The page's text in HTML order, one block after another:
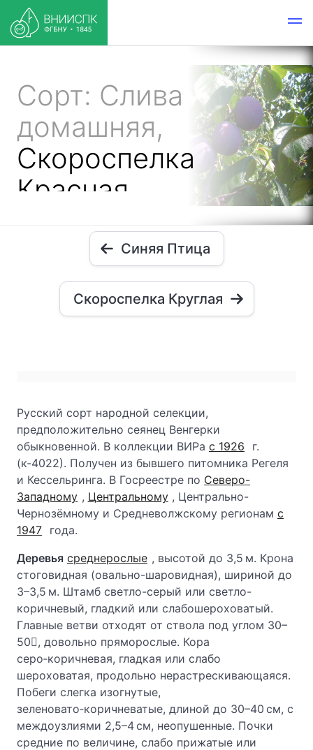
Сорт: Слива
домашняя,
Скороспелка
Красная
Синяя Птица
Скороспелка Круглая
Русский сорт народной селекции,
предположительно сеянец Венгерки
обыкновенной. В коллекции ВИРа с 1926
г.
(к-4022). Получен из бывшего питомника Регеля
и Кессельринга. В Госреестре по Северо-
Западному , Центральному , Центрально-
Чернозёмному и Средневолжскому регионам с
1947 года.
Деревья среднерослые , высотой до 3,5 м. Крона
стоговидная (овально-шаровидная), шириной до
3–3,5 м. Штамб светло-серый или светло-
коричневый, гладкий или слабошероховатый.
Главные ветви отходят от ствола под углом 30–
50, довольно пряморослые. Кора
серо‑коричневая, гладкая или слабо
шероховатая, продольно нерастрескивающаяся.
Побеги слегка изогнутые,
зеленовато‑коричневатые, длиной до 30–40 см, с
междоузлиями 2,5–4 см, неопушенные. Почки
средние по величине, слабо прижатые или